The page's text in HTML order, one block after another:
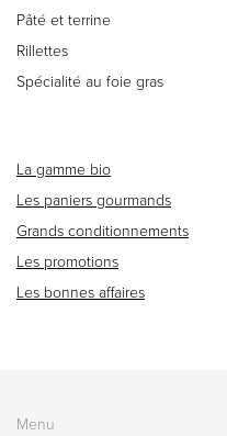
Pâté et terrine
Rillettes
Spécialité au foie gras
La gamme bio
Les paniers gourmands
Grands conditionnements
Les promotions
Les bonnes affaires
Menu